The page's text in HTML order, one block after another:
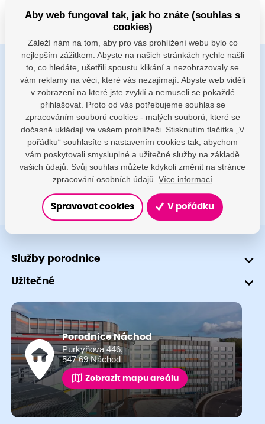
Buďte s námi v kontaktu
Jsme k dispozici pokud potřebujete pomoci
porodnice@nemocnicenachod.cz
+420 491 601 745
Služby porodnice
Užitečné
Porodnice Náchod
Purkyňova 446,
547 69 Náchod
Zobrazit mapu areálu
Aby web fungoval tak, jak ho znáte (souhlas s
cookies)
Záleží nám na tom, aby pro vás prohlížení webu bylo co
nejlepším zážitkem. Abyste na našich stránkách rychle našli
to, co hledáte, ušetřili spoustu klikání a nezobrazovaly se
vám reklamy na věci, které vás nezajímají. Abyste web viděli
v zobrazení na které jste zvyklí a nemuseli se pokaždé
přihlašovat. Proto od vás potřebujeme souhlas se
zpracováním souborů cookies - malých souborů, které se
dočasně ukládají ve vašem prohlížeči. Stisknutím tlačítka „V
pořádku“ souhlasíte s nastavením cookies tak, abychom
vám poskytovali smysluplné a užitečné služby na základě
vašich údajů. Svůj souhlas můžete kdykoli změnit na stránce
zpracování osobních údajů. Více informací
Spravovat cookies V pořádku